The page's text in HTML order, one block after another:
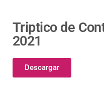
Triptico de
2021
Descargar